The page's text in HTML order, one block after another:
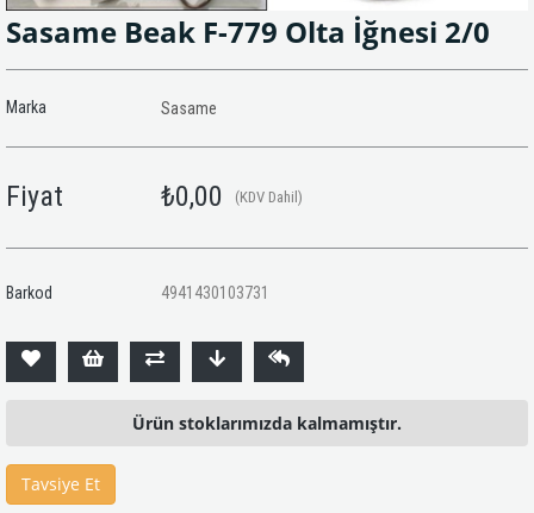
Sasame Beak F-779 Olta İğnesi 2/0
Marka Sasame
Fiyat ₺0,00 (KDV Dahil)
Barkod 4941430103731
Ürün stoklarımızda kalmamıştır.
Tavsiye Et